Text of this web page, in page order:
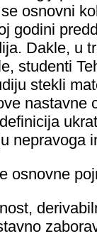
osnovni
godini
Dakle, u
studenti
stekli
nastavne
nepravoga
osnovne